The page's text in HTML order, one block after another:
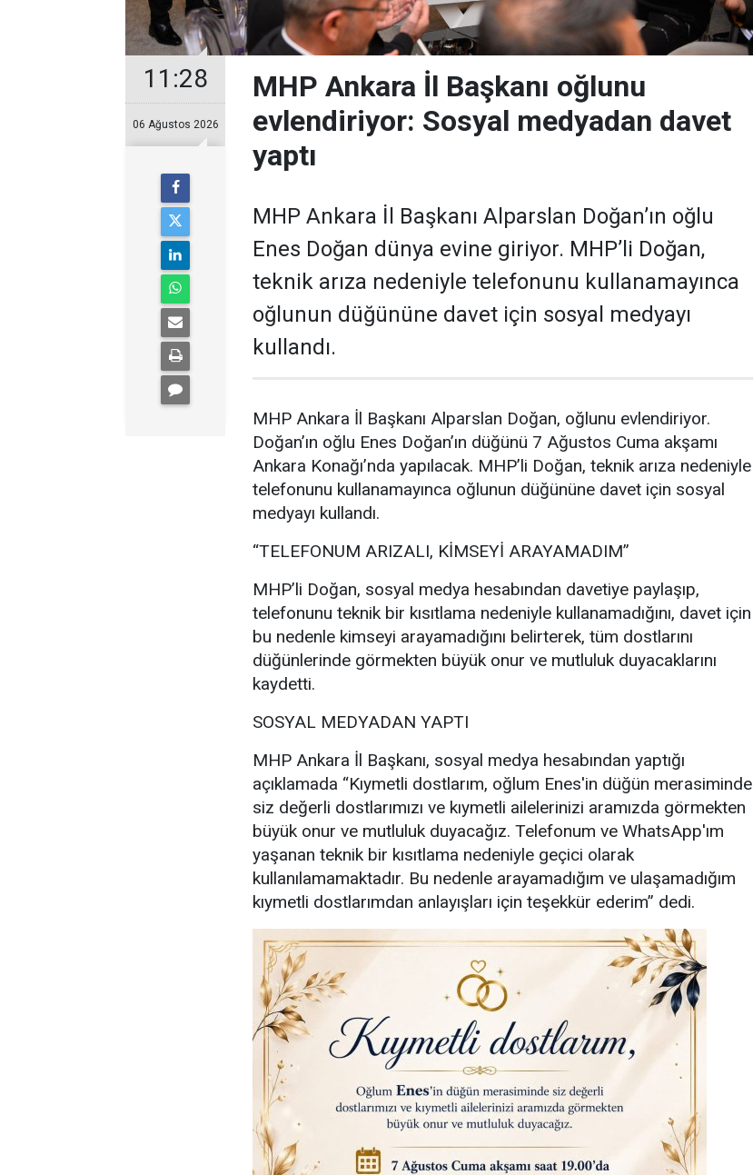
11:28
06 Ağustos 2026
MHP Ankara İl Başkanı oğlunu
evlendiriyor: Sosyal medyadan davet
yaptı
MHP Ankara İl Başkanı Alparslan Doğan’ın oğlu
Enes Doğan dünya evine giriyor. MHP’li Doğan,
teknik arıza nedeniyle telefonunu kullanamayınca
oğlunun düğününe davet için sosyal medyayı
kullandı.
MHP Ankara İl Başkanı Alparslan Doğan, oğlunu evlendiriyor.
Doğan’ın oğlu Enes Doğan’ın düğünü 7 Ağustos Cuma akşamı
Ankara Konağı’nda yapılacak. MHP’li Doğan, teknik arıza nedeniyle
telefonunu kullanamayınca oğlunun düğününe davet için sosyal
medyayı kullandı.
“TELEFONUM ARIZALI, KİMSEYİ ARAYAMADIM”
MHP’li Doğan, sosyal medya hesabından davetiye paylaşıp,
telefonunu teknik bir kısıtlama nedeniyle kullanamadığını, davet için
bu nedenle kimseyi arayamadığını belirterek, tüm dostlarını
düğünlerinde görmekten büyük onur ve mutluluk duyacaklarını
kaydetti.
SOSYAL MEDYADAN YAPTI
MHP Ankara İl Başkanı, sosyal medya hesabından yaptığı
açıklamada “Kıymetli dostlarım, oğlum Enes'in düğün merasiminde
siz değerli dostlarımızı ve kıymetli ailelerinizi aramızda görmekten
büyük onur ve mutluluk duyacağız. Telefonum ve WhatsApp'ım
yaşanan teknik bir kısıtlama nedeniyle geçici olarak
kullanılamamaktadır. Bu nedenle arayamadığım ve ulaşamadığım
kıymetli dostlarımdan anlayışları için teşekkür ederim” dedi.